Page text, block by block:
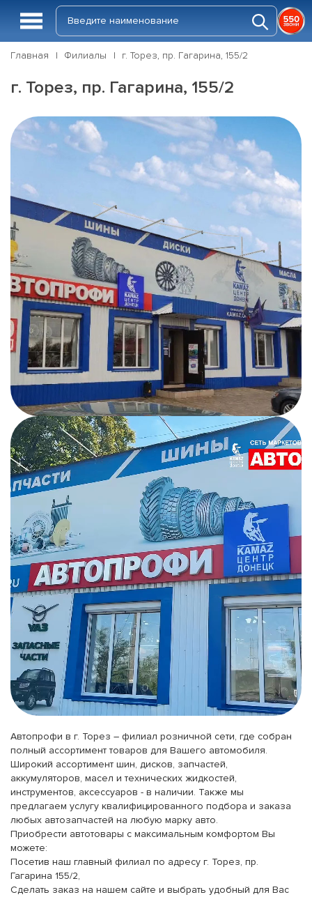
Главная Филиалы г. Торез, пр. Гагарина, 155/2
г. Торез, пр. Гагарина, 155/2
Автопрофи в г. Торез – филиал розничной сети, где собран
полный ассортимент товаров для Вашего автомобиля.
Широкий ассортимент шин, дисков, запчастей,
аккумуляторов, масел и технических жидкостей,
инструментов, аксессуаров - в наличии. Также мы
предлагаем услугу квалифицированного подбора и заказа
любых автозапчастей на любую марку авто.
Приобрести автотовары с максимальным комфортом Вы
можете:
Посетив наш главный филиал по адресу г. Торез, пр.
Гагарина 155/2,
Сделать заказ на нашем сайте и выбрать удобный для Вас